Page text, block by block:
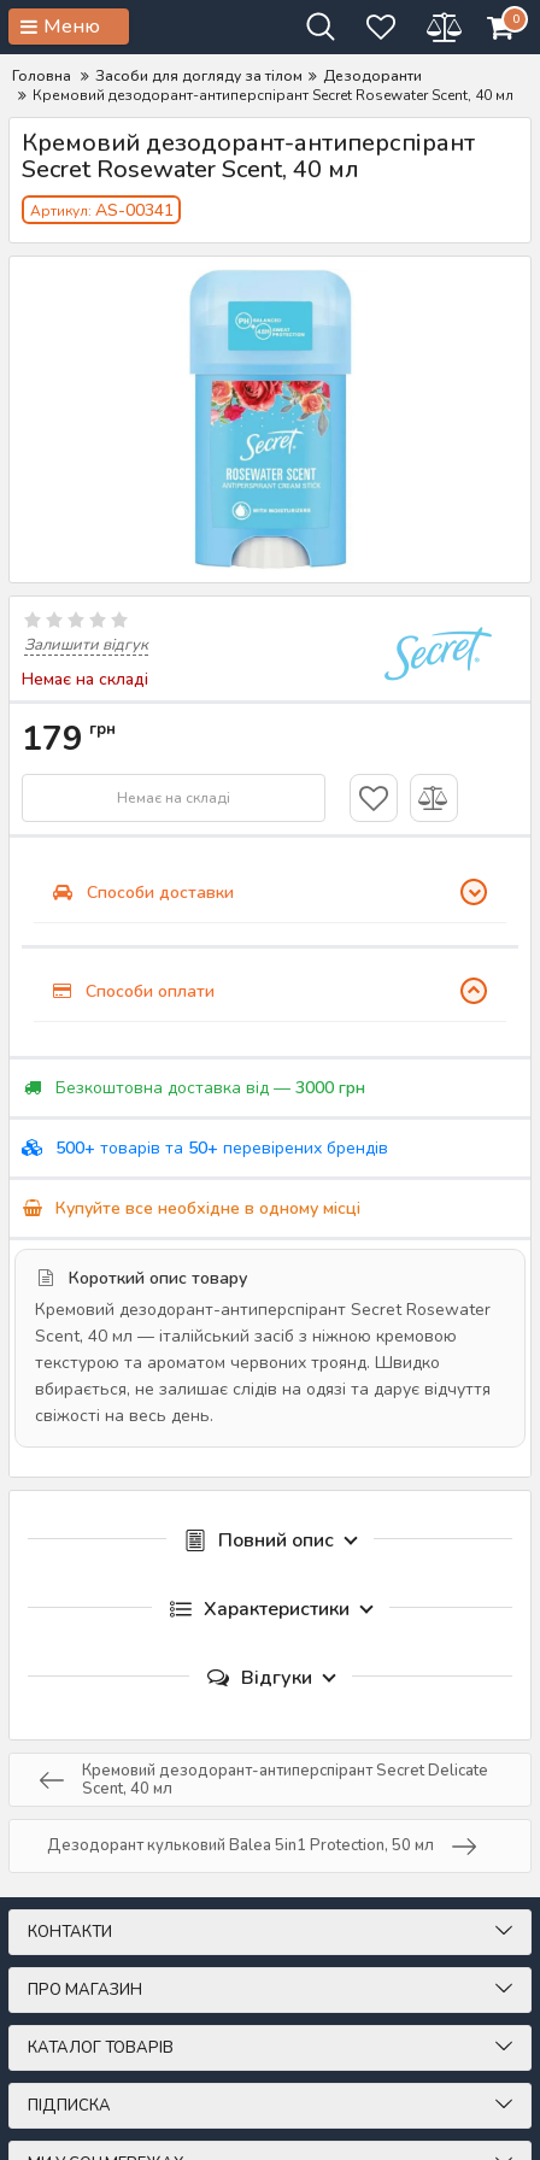
Меню 0
Головна Засоби для догляду за тілом
Дезодоранти
Кремовий дезодорант-антиперспірант Secret Rosewater Scent, 40 мл
Кремовий дезодорант-антиперспірант
Secret Rosewater Scent, 40 мл
Артикул: AS-00341
Залишити відгук
Немає на складі
179 грн
Немає на складі
Способи доставки
Способи оплати
Безкоштовна доставка від — 3000 грн
500+ товарів та 50+ перевірених брендів
Купуйте все необхідне в одному місці
Короткий опис товару
Кремовий дезодорант-антиперспірант Secret Rosewater
Scent, 40 мл — італійський засіб з ніжною кремовою
текстурою та ароматом червоних троянд. Швидко
вбирається, не залишає слідів на одязі та дарує відчуття
свіжості на весь день.
Повний опис
Характеристики
Відгуки
Кремовий дезодорант-антиперспірант Secret Delicate
Scent, 40 мл
Дезодорант кульковий Balea 5in1 Protection, 50 мл
КОНТАКТИ
ПРО МАГАЗИН
КАТАЛОГ ТОВАРІВ
ПІДПИСКА